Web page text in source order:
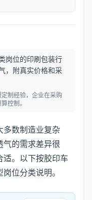
岗位的印刷包装行
，附真实价格和采
制经验，企业在采购
控制。
多数制造业复杂
的需求差异很
适。以下按胶印车
位分类说明。